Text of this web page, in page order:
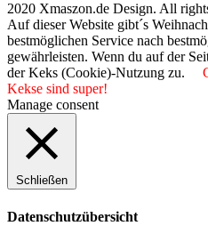
2020 Xmaszon.de Design. All
Auf dieser Website gibt´s
bestmöglichen Service nach
gewährleisten. Wenn du auf der
der Keks (Cookie)-Nutzung zu.
Kekse sind super!
Manage consent
Schließen
Datenschutzübersicht